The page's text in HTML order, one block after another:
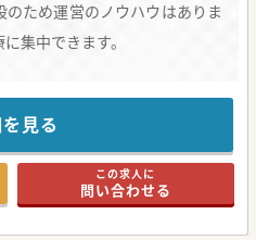
ため運営のノウハウはありま
集中できます。
見る
この求人に
問い合わせる